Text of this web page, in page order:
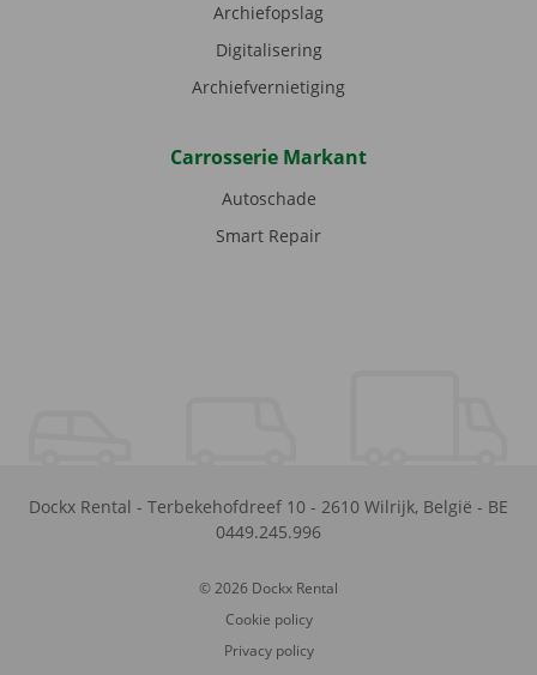
Archiefopslag
Digitalisering
Archiefvernietiging
Carrosserie Markant
Autoschade
Smart Repair
Dockx Rental - Terbekehofdreef 10 - 2610 Wilrijk, België - BE
0449.245.996
© 2026 Dockx Rental
Cookie policy
Privacy policy